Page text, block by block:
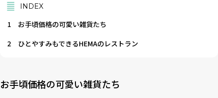
INDEX
1
お手頃価格の可愛い雑貨たち
2
ひとやすみもできるHEMAのレストラン
お手頃価格の可愛い雑貨たち